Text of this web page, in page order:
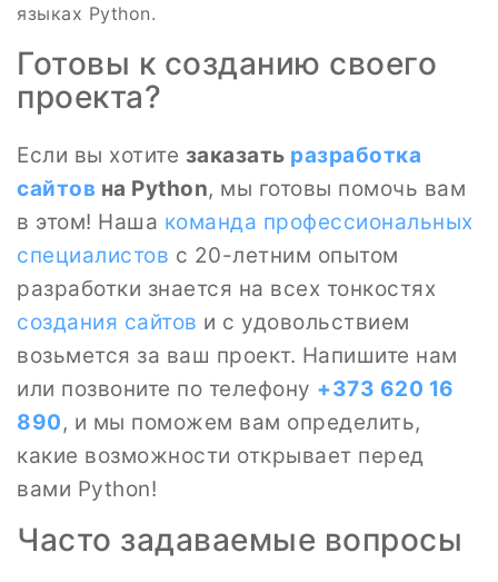
языках Python.
Готовы к созданию своего
проекта?
Если вы хотите заказать разработка
сайтов на Python, мы готовы помочь вам
в этом! Наша команда профессиональных
специалистов с 20-летним опытом
разработки знается на всех тонкостях
создания сайтов и с удовольствием
возьмется за ваш проект. Напишите нам
или позвоните по телефону +373 620 16
890, и мы поможем вам определить,
какие возможности открывает перед
вами Python!
Часто задаваемые вопросы